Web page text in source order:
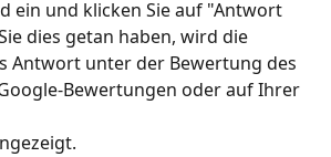
ein und klicken Sie auf "Antwort
dies getan haben, wird die
Antwort unter der Bewertung des
Bewertungen oder auf Ihrer